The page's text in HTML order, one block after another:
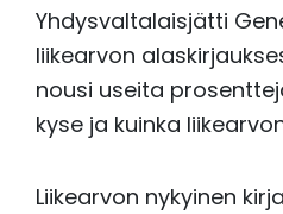
Yhdysvaltalaisjätti
liikearvon
nousi useita
kyse ja kuinka
Liikearvon nykyinen